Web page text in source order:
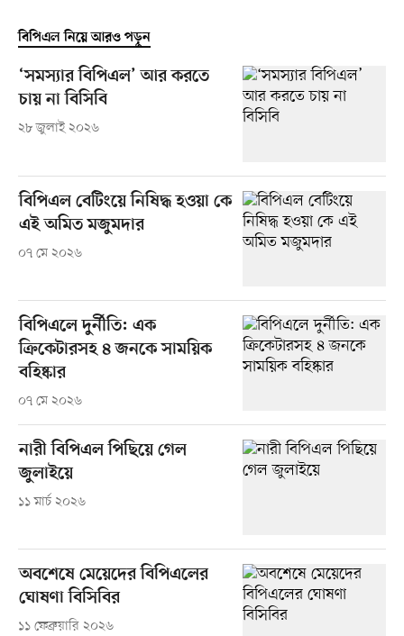
বিপিএল নিয়ে আরও পড়ুন
‘সমস্যার বিপিএল’ আর করতে
চায় না বিসিবি
২৮ জুলাই ২০২৬
বিপিএল বেটিংয়ে নিষিদ্ধ হওয়া কে
এই অমিত মজুমদার
০৭ মে ২০২৬
বিপিএলে দুর্নীতি: এক
ক্রিকেটারসহ ৪ জনকে সাময়িক
বহিষ্কার
০৭ মে ২০২৬
নারী বিপিএল পিছিয়ে গেল
জুলাইয়ে
১১ মার্চ ২০২৬
অবশেষে মেয়েদের বিপিএলের
ঘোষণা বিসিবির
১১ ফেব্রুয়ারি ২০২৬